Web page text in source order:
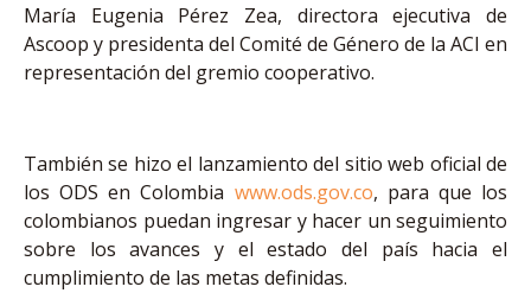
María Eugenia Pérez Zea, directora ejecutiva de
Ascoop y presidenta del Comité de Género de la ACI en
representación del gremio cooperativo.
También se hizo el lanzamiento del sitio web oficial de
los ODS en Colombia www.ods.gov.co, para que los
colombianos puedan ingresar y hacer un seguimiento
sobre los avances y el estado del país hacia el
cumplimiento de las metas definidas.